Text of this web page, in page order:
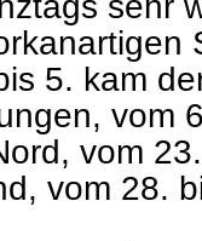
5. kam
vom
vom
vom 28.